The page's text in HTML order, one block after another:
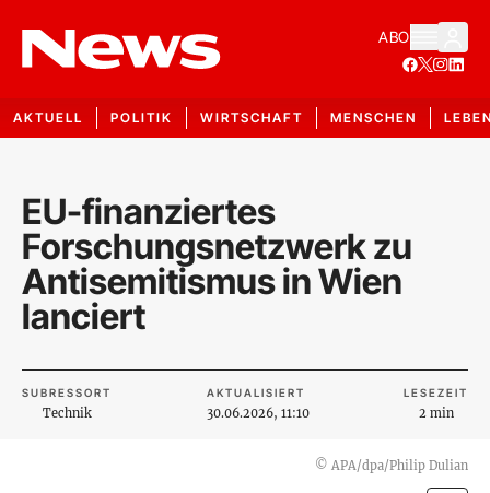
ABO
AKTUELL POLITIK WIRTSCHAFT MENSCHEN
EU-finanziertes
Forschungsnetzwerk zu
Antisemitismus in Wien
lanciert
SUBRESSORT
Technik
AKTUALISIERT
30.06.2026, 11:10
LESEZEIT
2 min
© APA/dpa/Philip Dulian